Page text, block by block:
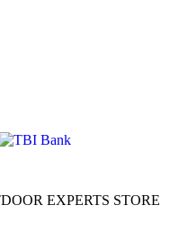
EXPERTS STORE